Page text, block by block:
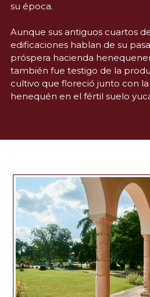
su época.
Aunque sus antiguos cuartos
edificaciones hablan de su
próspera hacienda
también fue testigo de la
cultivo que floreció junto con
henequén en el fértil suelo